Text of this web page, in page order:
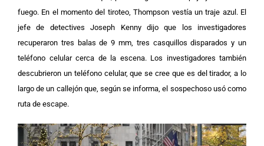
fuego. En el momento del tiroteo, Thompson vestía un traje azul. El
jefe de detectives Joseph Kenny dijo que los investigadores
recuperaron tres balas de 9 mm, tres casquillos disparados y un
teléfono celular cerca de la escena. Los investigadores también
descubrieron un teléfono celular, que se cree que es del tirador, a lo
largo de un callejón que, según se informa, el sospechoso usó como
ruta de escape.